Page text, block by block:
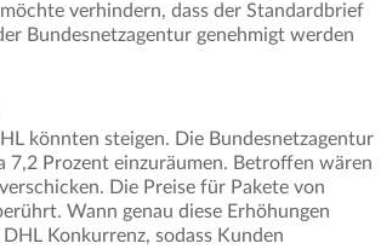
verhindern, dass der Standardbrief
Bundesnetzagentur genehmigt werden
könnten steigen. Die Bundesnetzagentur
7,2 Prozent einzuräumen. Betroffen wären
Die Preise für Pakete von
Wann genau diese Erhöhungen
Konkurrenz, sodass Kunden